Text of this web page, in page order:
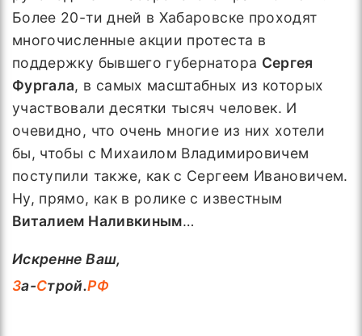
Более 20-ти дней в Хабаровске проходят
многочисленные акции протеста в
поддержку бывшего губернатора Сергея
Фургала, в самых масштабных из которых
участвовали десятки тысяч человек. И
очевидно, что очень многие из них хотели
бы, чтобы с Михаилом Владимировичем
поступили также, как с Сергеем Ивановичем.
Ну, прямо, как в ролике с известным
Виталием Наливкиным…
Искренне Ваш,
За-Строй.РФ